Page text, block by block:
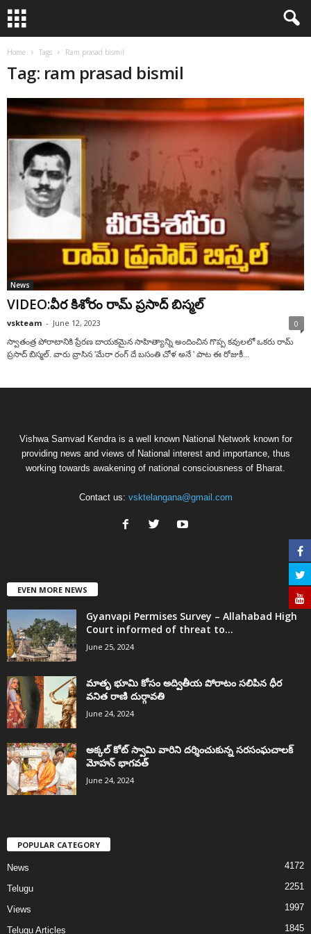
Home Tags Ram prasad bismil
Tag: ram prasad bismil
News
VIDEO:వీర కిశోరం రామ్ ప్రసాద్ బిస్మల్
vskteam - June 12, 2023 0
స్వాతంత్ర పోరాటానికి ప్రేరణ దాయకమైన సాహిత్యాన్ని అందించిన గొప్ప కవులలో ఒకరు రామ్
ప్రసాద్ బిస్మల్. వారు వ్రాసిన 'మేరా రంగ్ దే బసంతి చోళ అనే ' పాట ఈ రోజుకీ...
Vishwa Samvad Kendra is a well known National Network known for
providing news and views of National interest and importance, thus
working towards awakening of national consciousness of Bharat.
Contact us: vsktelangana@gmail.com
EVEN MORE NEWS
Gyanvapi Permises Survey – Allahabad High
Court informed of threat to...
June 25, 2024
మాతృ భూమి కోసం అద్వితీయ పోరాటం సలిపిన ధీర
వనిత రాణి దుర్గావతి
June 24, 2024
అక్కల్‌ కోట్‌ స్వామి వారిని దర్శించుకున్న సరసంఘచాలక్
మోహన్ భాగవత్
June 24, 2024
POPULAR CATEGORY
News 4172
Telugu 2251
Views 1997
Telugu Articles 1845